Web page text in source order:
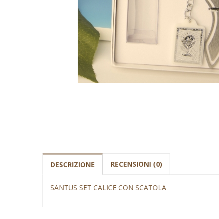
DESCRIZIONE RECENSIONI (0)
SANTUS SET CALICE CON SCATOLA